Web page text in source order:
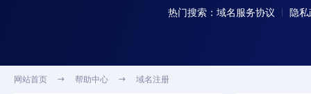
热门搜索： 域名服务协议 隐
网站首页  帮助中心  域名注册